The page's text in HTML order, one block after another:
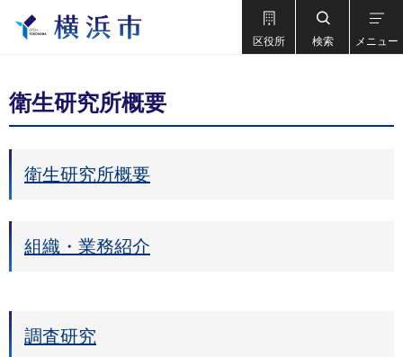
区役所 検索 メニュー
衛生研究所概要
衛生研究所概要
組織・業務紹介
調査研究